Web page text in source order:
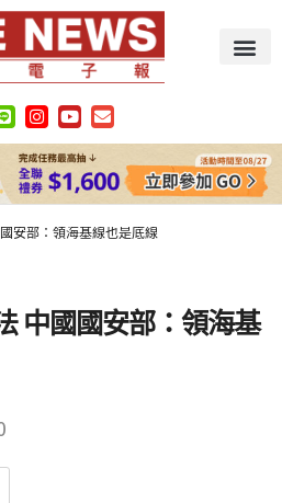
安部：領海基線也是底線
中國國安部：領海基